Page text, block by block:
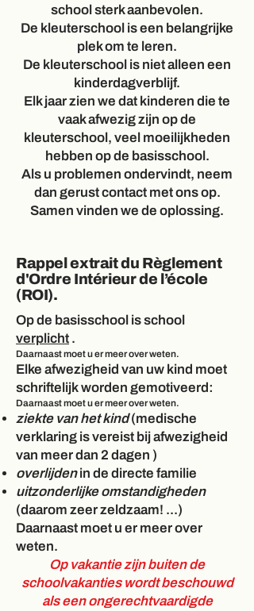
school sterk aanbevolen.
De kleuterschool is een belangrijke
plek om te leren.
De kleuterschool is niet alleen een
kinderdagverblijf.
Elk jaar zien we dat kinderen die te
vaak afwezig zijn op de
kleuterschool, veel moeilijkheden
hebben op de basisschool.
Als u problemen ondervindt, neem
dan gerust contact met ons op.
Samen vinden we de oplossing.
Rappel extrait du Règlement
d'Ordre Intérieur de l’école
(ROI).
Op de basisschool is school
verplicht .
Daarnaast moet u er meer over weten.
Elke afwezigheid van uw kind moet
schriftelijkworden gemotiveerd:
Daarnaast moet u er meer over weten.
ziekte van het kind(medische
verklaring is vereist bij afwezigheid
van meer dan 2 dagen )
overlijdenin de directe familie
uitzonderlijke omstandigheden
(daarom zeer zeldzaam! ...)
Daarnaast moet u er meer over
weten.
Op vakantie zijn buiten de
schoolvakanties wordt beschouwd
als een ongerechtvaardigde